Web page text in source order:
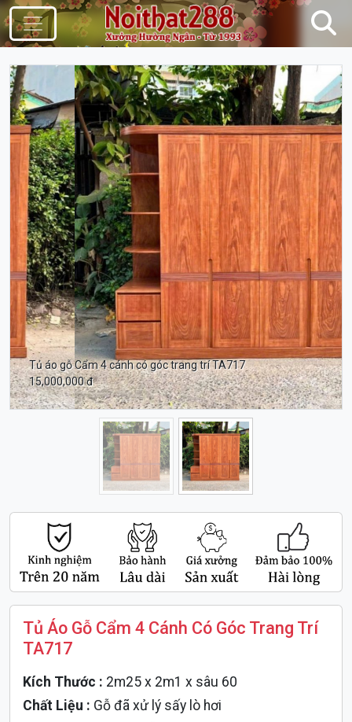
Điều Hướng
Tủ áo gỗ Cẩm 4 cánh có góc trang trí TA717
15,000,000 đ
Tủ Áo Gỗ Cẩm 4 Cánh Có Góc Trang Trí
TA717
Kích Thước : 2m25 x 2m1 x sâu 60
Chất Liệu : Gỗ đã xử lý sấy lò hơi